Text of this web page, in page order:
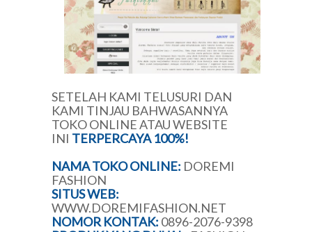
SETELAH KAMI TELUSURI DAN
KAMI TINJAU BAHWASANNYA
TOKO ONLINE ATAU WEBSITE
INI TERPERCAYA 100%!
NAMA TOKO ONLINE: DOREMI
FASHION
SITUS WEB:
WWW.DOREMIFASHION.NET
NOMOR KONTAK: 0896-2076-9398